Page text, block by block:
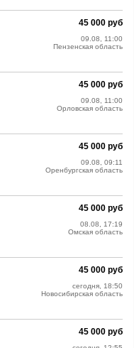
45 000 руб
09.08, 11:00
Пензенская область
45 000 руб
09.08, 11:00
Орловская область
45 000 руб
09.08, 09:11
Оренбургская область
45 000 руб
08.08, 17:19
Омская область
45 000 руб
сегодня, 18:50
Новосибирская область
45 000 руб